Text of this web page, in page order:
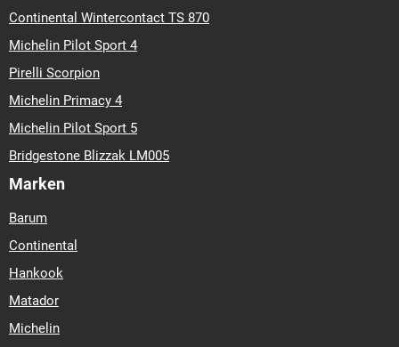
Continental Wintercontact TS 870
Michelin Pilot Sport 4
Pirelli Scorpion
Michelin Primacy 4
Michelin Pilot Sport 5
Bridgestone Blizzak LM005
Marken
Barum
Continental
Hankook
Matador
Michelin